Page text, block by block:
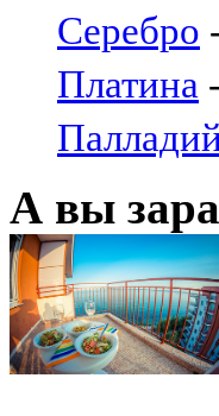
Серебро
Платина
А вы